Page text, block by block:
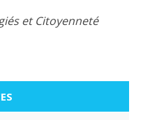
et Citoyenneté